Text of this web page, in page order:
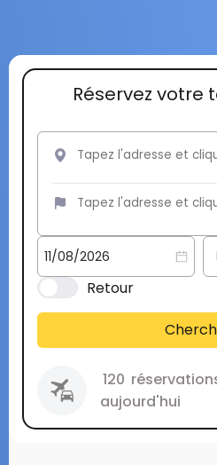
Réservez votre
Retour
120
aujourd'hui